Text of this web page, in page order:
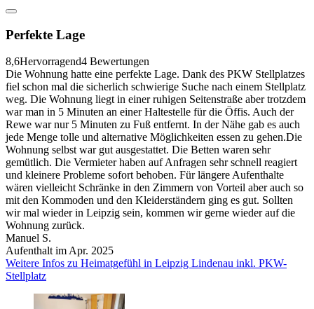
Perfekte Lage
8,6Hervorragend4 Bewertungen
Die Wohnung hatte eine perfekte Lage. Dank des PKW Stellplatzes
fiel schon mal die sicherlich schwierige Suche nach einem Stellplatz
weg. Die Wohnung liegt in einer ruhigen Seitenstraße aber trotzdem
war man in 5 Minuten an einer Haltestelle für die Öffis. Auch der
Rewe war nur 5 Minuten zu Fuß entfernt. In der Nähe gab es auch
jede Menge tolle und alternative Möglichkeiten essen zu gehen.Die
Wohnung selbst war gut ausgestattet. Die Betten waren sehr
gemütlich. Die Vermieter haben auf Anfragen sehr schnell reagiert
und kleinere Probleme sofort behoben. Für längere Aufenthalte
wären vielleicht Schränke in den Zimmern von Vorteil aber auch so
mit den Kommoden und den Kleiderständern ging es gut. Sollten
wir mal wieder in Leipzig sein, kommen wir gerne wieder auf die
Wohnung zurück.
Manuel S.
Aufenthalt im Apr. 2025
Weitere Infos zu Heimatgefühl in Leipzig Lindenau inkl. PKW-
Stellplatz